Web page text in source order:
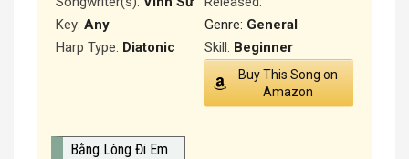
Genre: General
Key: Any
Harp Type: Diatonic Skill: Beginner
Buy This Song on
Amazon
Bằng Lòng Đi Em